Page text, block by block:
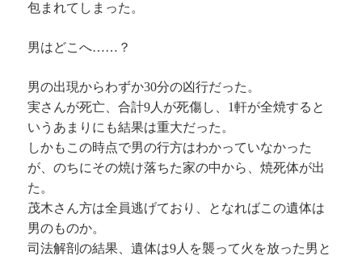
包まれてしまった。
男はどこへ……？
男の出現からわずか30分の凶行だった。
実さんが死亡、合計9人が死傷し、1軒が全焼すると
いうあまりにも結果は重大だった。
しかもこの時点で男の行方はわかっていなかった
が、のちにその焼け落ちた家の中から、焼死体が出
た。
茂木さん方は全員逃げており、となればこの遺体は
男のものか。
司法解剖の結果、遺体は9人を襲って火を放った男と